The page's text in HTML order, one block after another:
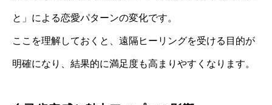
と」による恋愛パターンの変化です。
ここを理解しておくと、遠隔ヒーリングを受ける目的が
明確になり、結果的に満足度も高まりやすくなります。